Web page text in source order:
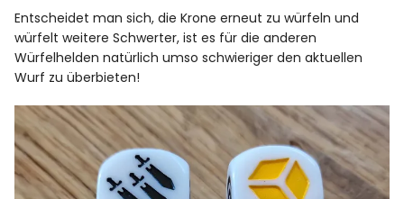
Entscheidet man sich, die Krone erneut zu würfeln und
würfelt weitere Schwerter, ist es für die anderen
Würfelhelden natürlich umso schwieriger den aktuellen
Wurf zu überbieten!